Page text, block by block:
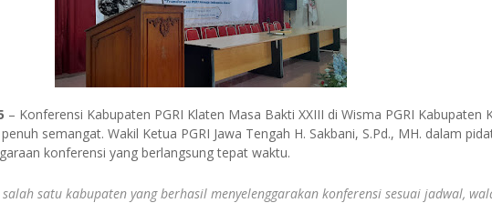
– Konferensi Kabupaten PGRI Klaten Masa Bakti XXIII di Wisma PGRI Kabupaten
semangat. Wakil Ketua PGRI Jawa Tengah H. Sakbani, S.Pd., MH. dalam
konferensi yang berlangsung tepat waktu.
satu kabupaten yang berhasil menyelenggarakan konferensi sesuai jadwal,